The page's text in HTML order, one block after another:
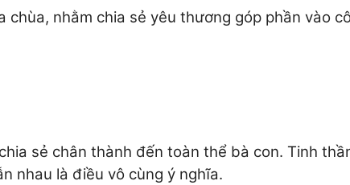
nhằm chia sẻ yêu thương góp phần vào
sẻ chân thành đến toàn thể bà con. Tinh
nhau là điều vô cùng ý nghĩa.